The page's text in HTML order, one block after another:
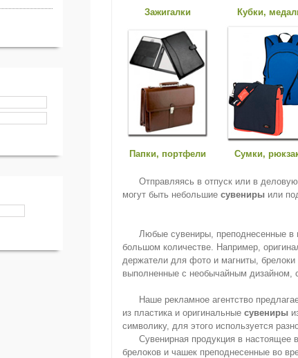
Зажигалки Кубки,
Папки, портфели Сумки,
Отправляясь в отпуск или в
могут быть небольшие сувениры или
Любые сувениры, преподнесенные в
большом количестве. Например,
держатели для фото и магниты,
выполненные с необычайным дизайном,
Наше рекламное агентство
из пластика и оригинальные сувениры
символику, для этого используется
Сувенирная продукция в настоящее
брелоков и чашек преподнесенные во